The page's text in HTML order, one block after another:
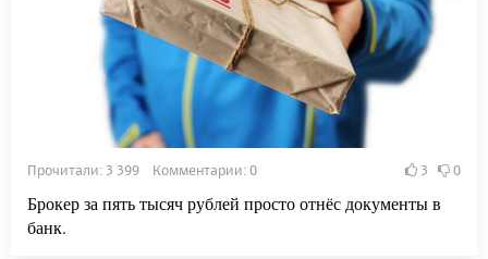
Прочитали: 3 399 Комментарии: 0 3 0
Брокер за пять тысяч рублей просто отнёс документы в
банк.